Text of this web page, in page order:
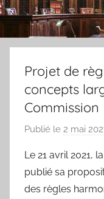
Projet de
concepts
Commission
Publié le 2 mai
Le 21 avril 2021,
publié sa
des règles